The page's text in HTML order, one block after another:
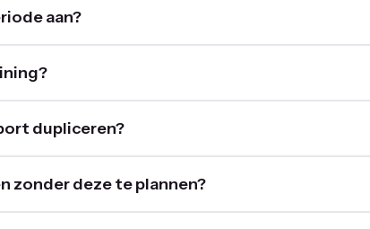
aan?
dupliceren?
zonder deze te plannen?